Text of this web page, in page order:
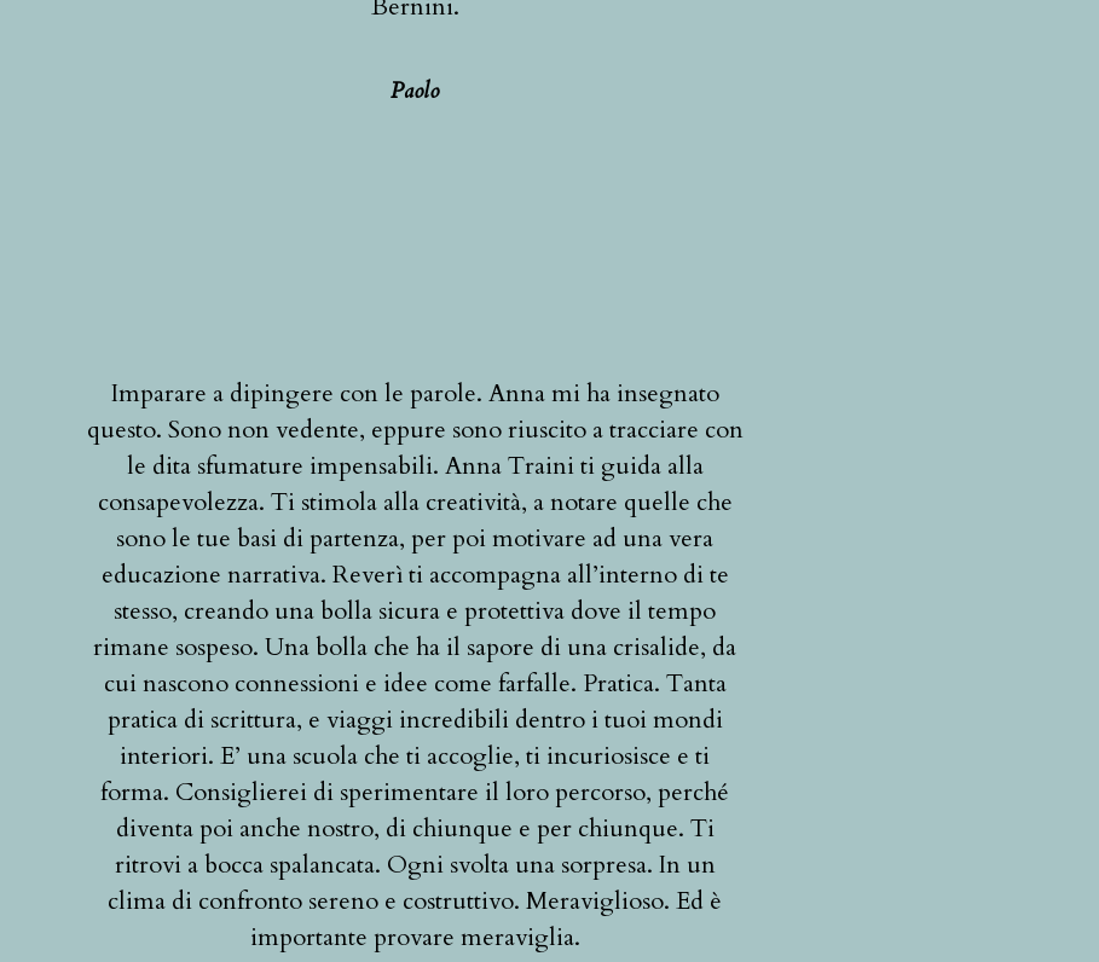
Bernini.
Paolo
Imparare a dipingere con le parole. Anna mi ha insegnato
questo. Sono non vedente, eppure sono riuscito a tracciare con
le dita sfumature impensabili. Anna Traini ti guida alla
consapevolezza. Ti stimola alla creatività, a notare quelle che
sono le tue basi di partenza, per poi motivare ad una vera
educazione narrativa. Reverì ti accompagna all’interno di te
stesso, creando una bolla sicura e protettiva dove il tempo
rimane sospeso. Una bolla che ha il sapore di una crisalide, da
cui nascono connessioni e idee come farfalle. Pratica. Tanta
pratica di scrittura, e viaggi incredibili dentro i tuoi mondi
interiori. E’ una scuola che ti accoglie, ti incuriosisce e ti
forma. Consiglierei di sperimentare il loro percorso, perché
diventa poi anche nostro, di chiunque e per chiunque. Ti
ritrovi a bocca spalancata. Ogni svolta una sorpresa. In un
clima di confronto sereno e costruttivo. Meraviglioso. Ed è
importante provare meraviglia.